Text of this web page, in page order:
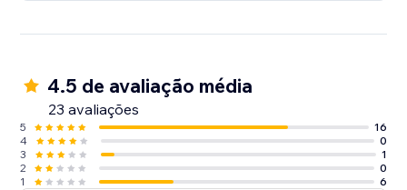
4.5 de avaliação média
23 avaliações
5
16
4
0
3
1
2
0
1
6